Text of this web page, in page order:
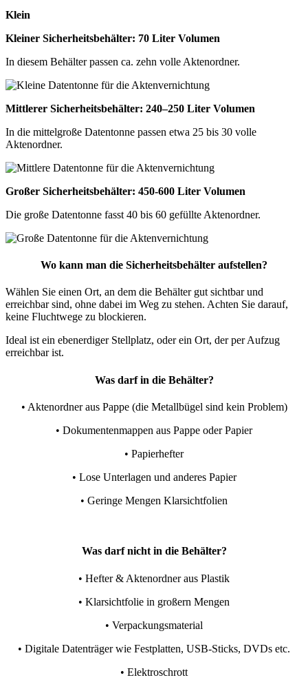
Klein
Kleiner Sicherheitsbehälter: 70 Liter Volumen
In diesem Behälter passen ca. zehn volle Aktenordner.
Mittlerer Sicherheitsbehälter: 240–250 Liter Volumen
In die mittelgroße Datentonne passen etwa 25 bis 30 volle
Aktenordner.
Großer Sicherheitsbehälter: 450-600 Liter Volumen
Die große Datentonne fasst 40 bis 60 gefüllte Aktenordner.
Wo kann man die Sicherheitsbehälter aufstellen?
Wählen Sie einen Ort, an dem die Behälter gut sichtbar und
erreichbar sind, ohne dabei im Weg zu stehen. Achten Sie darauf,
keine Fluchtwege zu blockieren.
Ideal ist ein ebenerdiger Stellplatz, oder ein Ort, der per Aufzug
erreichbar ist.
Was darf in die Behälter?
• Aktenordner aus Pappe (die Metallbügel sind kein Problem)
• Dokumentenmappen aus Pappe oder Papier
• Papierhefter
• Lose Unterlagen und anderes Papier
• Geringe Mengen Klarsichtfolien
Was darf nicht in die Behälter?
• Hefter & Aktenordner aus Plastik
• Klarsichtfolie in großern Mengen
• Verpackungsmaterial
• Digitale Datenträger wie Festplatten, USB-Sticks, DVDs etc.
• Elektroschrott